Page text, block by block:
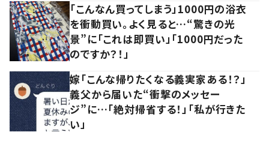
「こんなん買ってしまう」1000円の浴衣
を衝動買い。よく見ると…“驚きの光
景”に「これは即買い」「1000円だった
のですか？！」
嫁「こんな帰りたくなる義実家ある！？」
義父から届いた“衝撃のメッセー
ジ”に…「絶対帰省する！」「私が行きた
い」